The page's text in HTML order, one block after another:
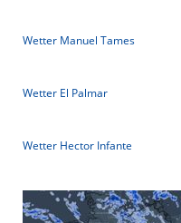
Wetter Manuel Tames
Wetter El Palmar
Wetter Hector Infante